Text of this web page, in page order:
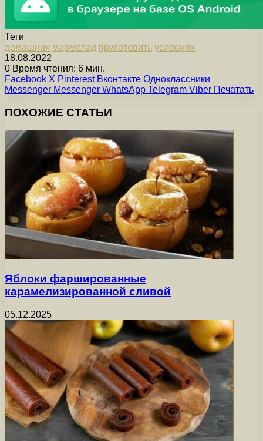
Теги
домашних мармелад приготовить условиях
18.08.2022
0 Время чтения: 6 мин.
Facebook X Pinterest Вконтакте Одноклассники
Messenger Messenger WhatsApp Telegram Viber Печатать
ПОХОЖИЕ СТАТЬИ
Яблоки фаршированные
карамелизированной сливой
05.12.2025